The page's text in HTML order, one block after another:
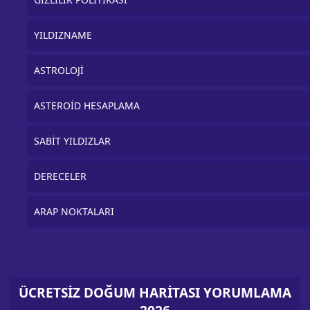
YILDIZNAME
ASTROLOJİ
ASTEROİD HESAPLAMA
SABİT YILDIZLAR
DERECELER
ARAP NOKTALARI
ÜCRETSİZ DOĞUM HARİTASI YORUMLAMA